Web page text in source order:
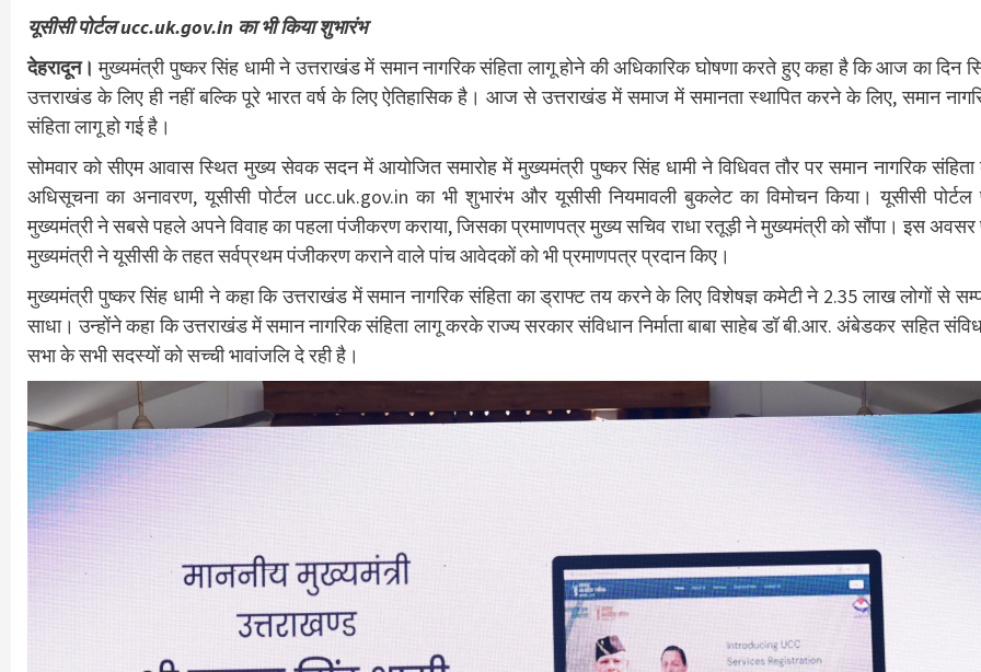
यूसीसी पोर्टल ucc.uk.gov.in का भी किया शुभारंभ
देहरादून। मुख्यमंत्री पुष्कर सिंह धामी ने उत्तराखंड में समान नागरिक संहिता लागू होने की अधिकारिक घोषणा करते हुए कहा है कि आज का दिन
उत्तराखंड के लिए ही नहीं बल्कि पूरे भारत वर्ष के लिए ऐतिहासिक है। आज से उत्तराखंड में समाज में समानता स्थापित करने के लिए, समान
संहिता लागू हो गई है।
सोमवार को सीएम आवास स्थित मुख्य सेवक सदन में आयोजित समारोह में मुख्यमंत्री पुष्कर सिंह धामी ने विधिवत तौर पर समान नागरिक संहिता
अधिसूचना का अनावरण, यूसीसी पोर्टल ucc.uk.gov.in का भी शुभारंभ और यूसीसी नियमावली बुकलेट का विमोचन किया। यूसीसी पोर्टल
मुख्यमंत्री ने सबसे पहले अपने विवाह का पहला पंजीकरण कराया, जिसका प्रमाणपत्र मुख्य सचिव राधा रतूड़ी ने मुख्यमंत्री को सौंपा। इस अवसर
मुख्यमंत्री ने यूसीसी के तहत सर्वप्रथम पंजीकरण कराने वाले पांच आवेदकों को भी प्रमाणपत्र प्रदान किए।
मुख्यमंत्री पुष्कर सिंह धामी ने कहा कि उत्तराखंड में समान नागरिक संहिता का ड्राफ्ट तय करने के लिए विशेषज्ञ कमेटी ने 2.35 लाख लोगों से
साधा। उन्होंने कहा कि उत्तराखंड में समान नागरिक संहिता लागू करके राज्य सरकार संविधान निर्माता बाबा साहेब डॉ बी.आर. अंबेडकर सहित
सभा के सभी सदस्यों को सच्ची भावांजलि दे रही है।